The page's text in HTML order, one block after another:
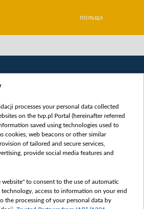
ПОЛЬЩА
Категорії
Новини
Докладно
Погляд
processes your personal data collected
on the tvp.pl Portal (hereinafter referred
saved using technologies used to
cookies, web beacons or other similar
of tailored and secure services,
provide social media features and
website" to consent to the use of automatic
access to information on your end
the processing of your personal data by